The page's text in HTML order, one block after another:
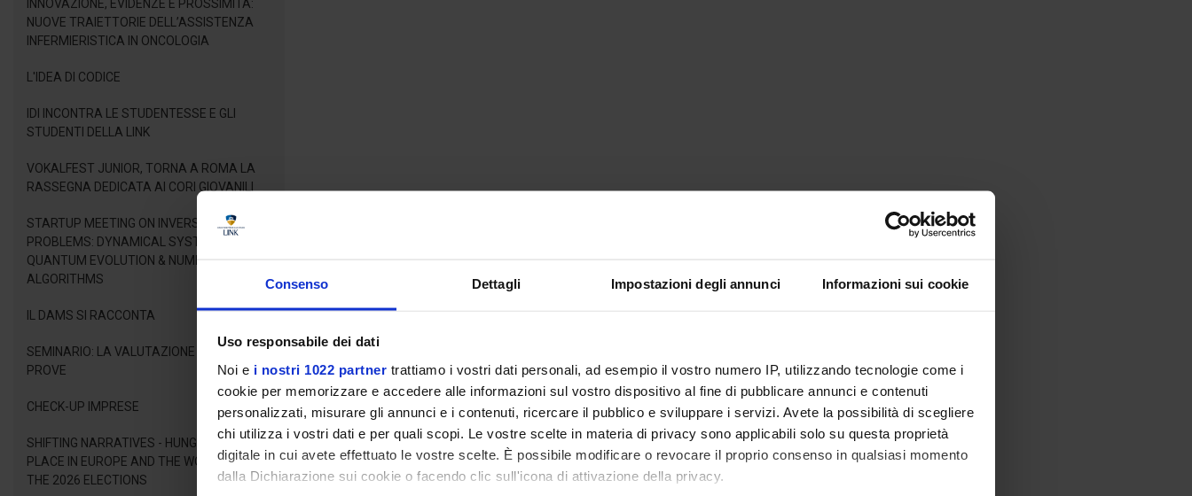
Consenso Dettagli Impostazioni degli annunci Informazioni sui cookie
Uso responsabile dei dati
Noi e i nostri 1022 partner trattiamo i vostri dati personali, ad esempio il vostro numero IP, utilizzando tecnologie come i
cookie per memorizzare e accedere alle informazioni sul vostro dispositivo al fine di pubblicare annunci e contenuti
personalizzati, misurare gli annunci e i contenuti, ricercare il pubblico e sviluppare i servizi. Avete la possibilità di scegliere
chi utilizza i vostri dati e per quali scopi. Le vostre scelte in materia di privacy sono applicabili solo su questa proprietà
digitale in cui avete effettuato le vostre scelte. È possibile modificare o revocare il proprio consenso in qualsiasi momento
dalla Dichiarazione sui cookie o facendo clic sull'icona di attivazione della privacy.
INNOVAZIONE, EVIDENZE E PROSSIMITÀ:
NUOVE TRAIETTORIE DELL’ASSISTENZA
INFERMIERISTICA IN ONCOLOGIA
L'IDEA DI CODICE
IDI INCONTRA LE STUDENTESSE E GLI
STUDENTI DELLA LINK
VOKALFEST JUNIOR, TORNA A ROMA LA
RASSEGNA DEDICATA AI CORI GIOVANILI
STARTUP MEETING ON INVERSE LINEAR
PROBLEMS: DYNAMICAL SYSTEMS,
QUANTUM EVOLUTION & NUMERICAL
ALGORITHMS
IL DAMS SI RACCONTA
SEMINARIO: LA VALUTAZIONE DELLE
PROVE
CHECK-UP IMPRESE
SHIFTING NARRATIVES - HUNGARY'S NEW
PLACE IN EUROPE AND THE WORLD AFTER
THE 2026 ELECTIONS